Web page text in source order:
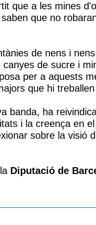
que a les mines
que no
de nens i
de sucre i
per a aquests
que hi
banda, ha
i la creença en
sobre la visió
Diputació de